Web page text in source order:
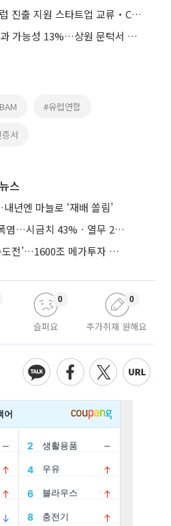
중진공, 독일과 손잡고 유럽 진출 지원 스타트업 교류‧CBAM 대응 강화
美 클래리티 법안 연내 통과 가능성 13%…상원 문턱서 제동
#유럽연합
서
스
년엔 마늘로 ‘재배 쏠림’
생산부터 밥상까지 덮친 폭염…시금치 43%ㆍ열무 28% 급등
용인·호남 반도체 산단 ‘속도전’…1600조 메가투자 이행 총력
슬퍼요
0
추가취재 원해요
0